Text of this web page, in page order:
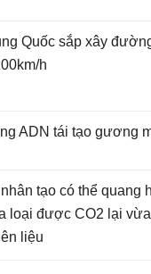
Quốc sắp xây
h
ADN tái tạo gương
nhân tạo có thể quang
loại được CO2 lại vừa
liệu